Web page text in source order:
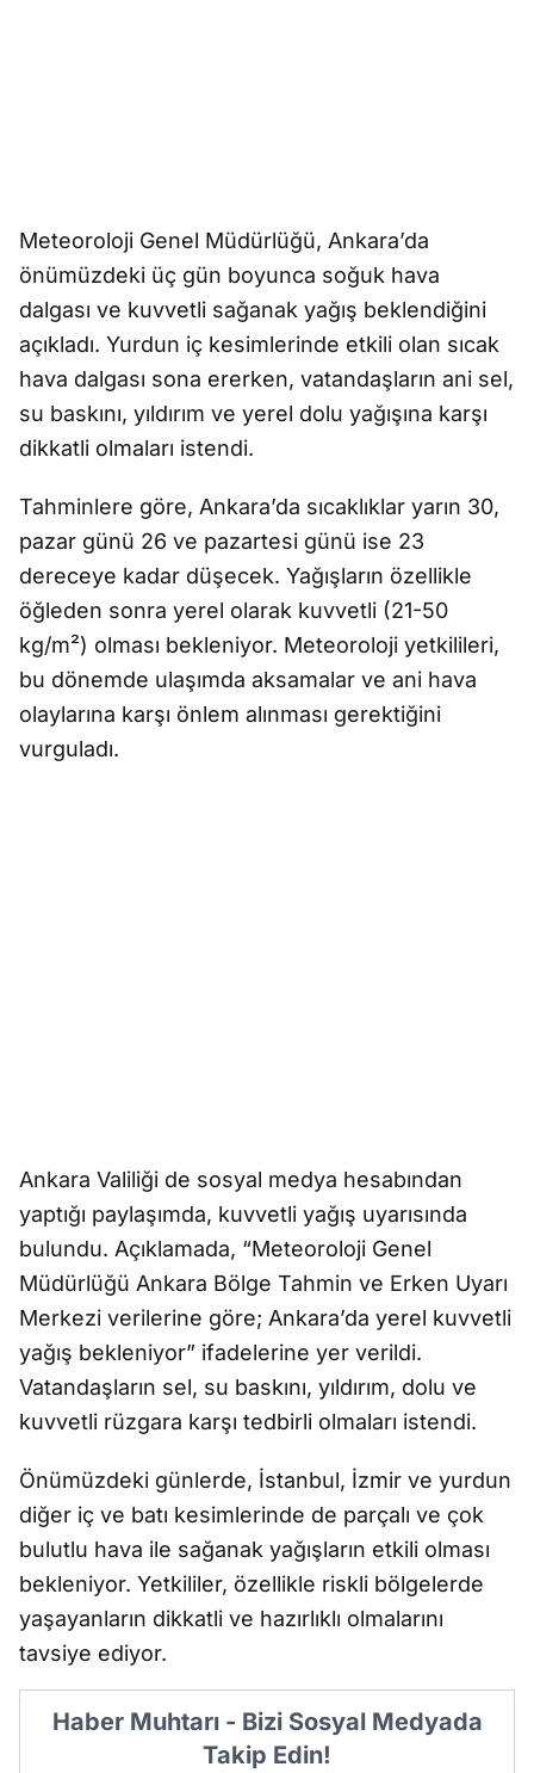
Meteoroloji Genel Müdürlüğü, Ankara’da
önümüzdeki üç gün boyunca soğuk hava
dalgası ve kuvvetli sağanak yağış beklendiğini
açıkladı. Yurdun iç kesimlerinde etkili olan sıcak
hava dalgası sona ererken, vatandaşların ani sel,
su baskını, yıldırım ve yerel dolu yağışına karşı
dikkatli olmaları istendi.
Tahminlere göre, Ankara’da sıcaklıklar yarın 30,
pazar günü 26 ve pazartesi günü ise 23
dereceye kadar düşecek. Yağışların özellikle
öğleden sonra yerel olarak kuvvetli (21-50
kg/m²) olması bekleniyor. Meteoroloji yetkilileri,
bu dönemde ulaşımda aksamalar ve ani hava
olaylarına karşı önlem alınması gerektiğini
vurguladı.
Ankara Valiliği de sosyal medya hesabından
yaptığı paylaşımda, kuvvetli yağış uyarısında
bulundu. Açıklamada, “Meteoroloji Genel
Müdürlüğü Ankara Bölge Tahmin ve Erken Uyarı
Merkezi verilerine göre; Ankara’da yerel kuvvetli
yağış bekleniyor” ifadelerine yer verildi.
Vatandaşların sel, su baskını, yıldırım, dolu ve
kuvvetli rüzgara karşı tedbirli olmaları istendi.
Önümüzdeki günlerde, İstanbul, İzmir ve yurdun
diğer iç ve batı kesimlerinde de parçalı ve çok
bulutlu hava ile sağanak yağışların etkili olması
bekleniyor. Yetkililer, özellikle riskli bölgelerde
yaşayanların dikkatli ve hazırlıklı olmalarını
tavsiye ediyor.
Haber Muhtarı - Bizi Sosyal Medyada
Takip Edin!